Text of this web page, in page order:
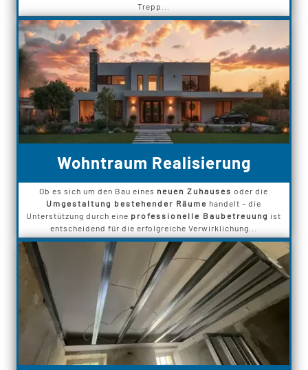
Trepp...
Wohntraum Realisierung
Ob es sich um den Bau eines neuen Zuhauses oder die
Umgestaltung bestehender Räume handelt – die
Unterstützung durch eine professionelle Baubetreuung ist
entscheidend für die erfolgreiche Verwirklichung...